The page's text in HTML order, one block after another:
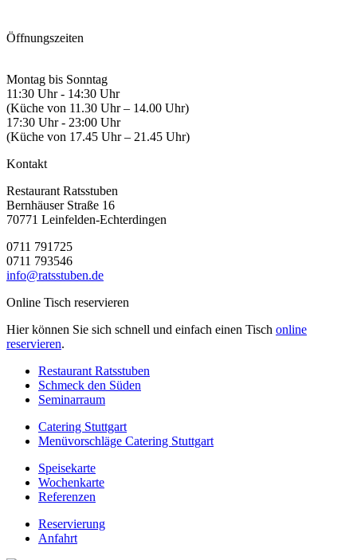
Öffnungszeiten
Montag bis Sonntag
11:30 Uhr - 14:30 Uhr
(Küche von 11.30 Uhr – 14.00 Uhr)
17:30 Uhr - 23:00 Uhr
(Küche von 17.45 Uhr – 21.45 Uhr)
Kontakt
Restaurant Ratsstuben
Bernhäuser Straße 16
70771 Leinfelden-Echterdingen
0711 791725
0711 793546
info@ratsstuben.de
Online Tisch reservieren
Hier können Sie sich schnell und einfach einen Tisch online
reservieren.
Restaurant Ratsstuben
Schmeck den Süden
Seminarraum
Catering Stuttgart
Menüvorschläge Catering Stuttgart
Speisekarte
Wochenkarte
Referenzen
Reservierung
Anfahrt